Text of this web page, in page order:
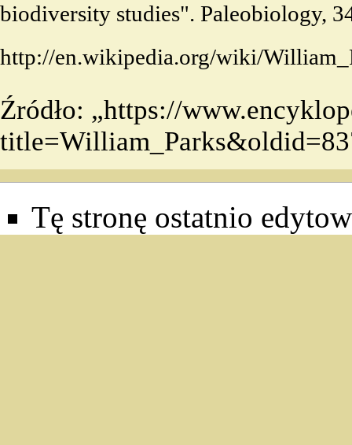
biodiversity studies". Paleobiology,
http://en.wikipedia.org/wiki/
Źródło: „https://
Tę stronę ostatnio